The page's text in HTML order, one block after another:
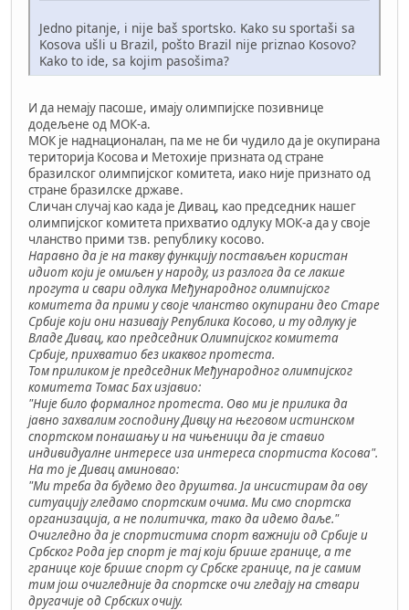
Jedno pitanje, i nije baš sportsko. Kako su sportaši sa
Kosova ušli u Brazil, pošto Brazil nije priznao Kosovo?
Kako to ide, sa kojim pasošima?
И да немају пасоше, имају олимпијске позивнице
додељене од МОК-а.
МОК је наднационалан, па ме не би чудило да је окупирана
територија Косова и Метохије призната од стране
бразилског олимпијског комитета, иако није признато од
стране бразилске државе.
Сличан случај као када је Дивац, као председник нашег
олимпијског комитета прихватио одлуку МОК-а да у своје
чланство прими тзв. републику косово.
Наравно да је на такву функцију постављен користан
идиот који је омиљен у народу, из разлога да се лакше
прогута и свари одлука Међународног олимпијског
комитета да прими у своје чланство окупирани део Старе
Србије који они називају Република Косово, и ту одлуку је
Владе Дивац, као председник Олимпијског комитета
Србије, прихватио без икаквог протеста.
Том приликом је председник Међународног олимпијског
комитета Томас Бах изјавио:
"Није било формалног протеста. Ово ми је прилика да
јавно захвалим господину Дивцу на његовом истинском
спортском понашању и на чињеници да је ставио
индивидуалне интересе иза интереса спортиста Косова".
На то је Дивац аминовао:
"Ми треба да будемо део друштва. Ја инсистирам да ову
ситуацију гледамо спортским очима. Ми смо спортска
организација, а не политичка, тако да идемо даље."
Очигледно да је спортистима спорт важнији од Србије и
Србског Рода јер спорт је тај који брише границе, а те
границе које брише спорт су Србске границе, па је самим
тим још очигледније да спортске очи гледају на ствари
другачије од Србских очију.